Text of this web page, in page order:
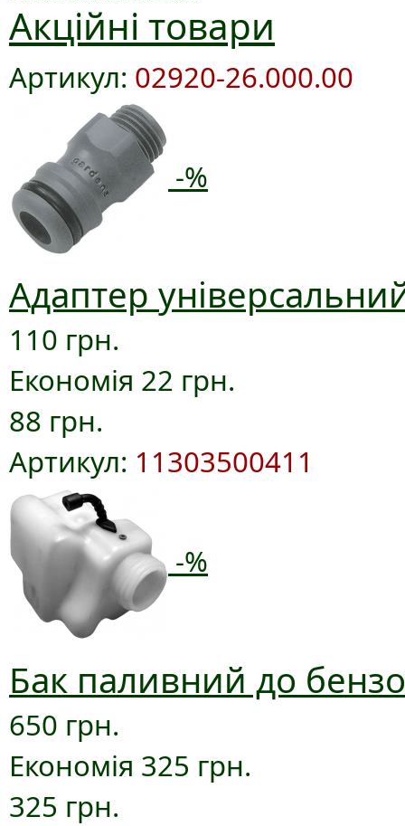
Акційні товари
Артикул: 02920-26.000.00
-%
Адаптер
110 грн.
Економія 22 грн.
88 грн.
Артикул: 11303500411
-%
Бак паливний до
650 грн.
Економія 325 грн.
325 грн.